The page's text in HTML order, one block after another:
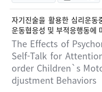
자기진술을 활용한 심리운동
운동협응성 및 부적응행동에
The Effects of
Self-Talk for
order Children`s
djustment Behaviors